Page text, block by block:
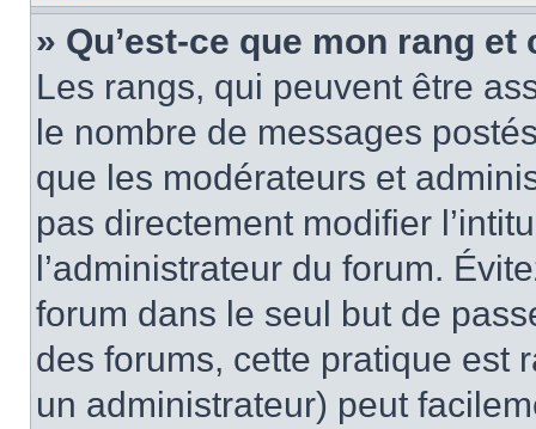
» Qu’est-ce que mon rang
Les rangs, qui peuvent être
le nombre de messages
que les modérateurs et
pas directement modifier
l’administrateur du forum.
forum dans le seul but de
des forums, cette pratique est
un administrateur) peut